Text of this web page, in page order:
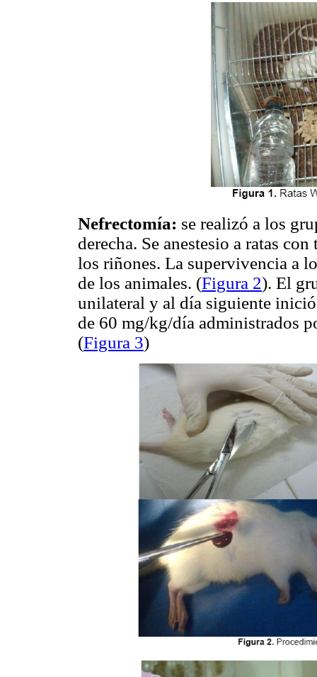
Nefrectomía: se realizó a los
derecha. Se anestesio a ratas
los riñones. La supervivencia a
de los animales. (Figura 2). El
unilateral y al día siguiente
de 60 mg/kg/día administrados
(Figura 3)